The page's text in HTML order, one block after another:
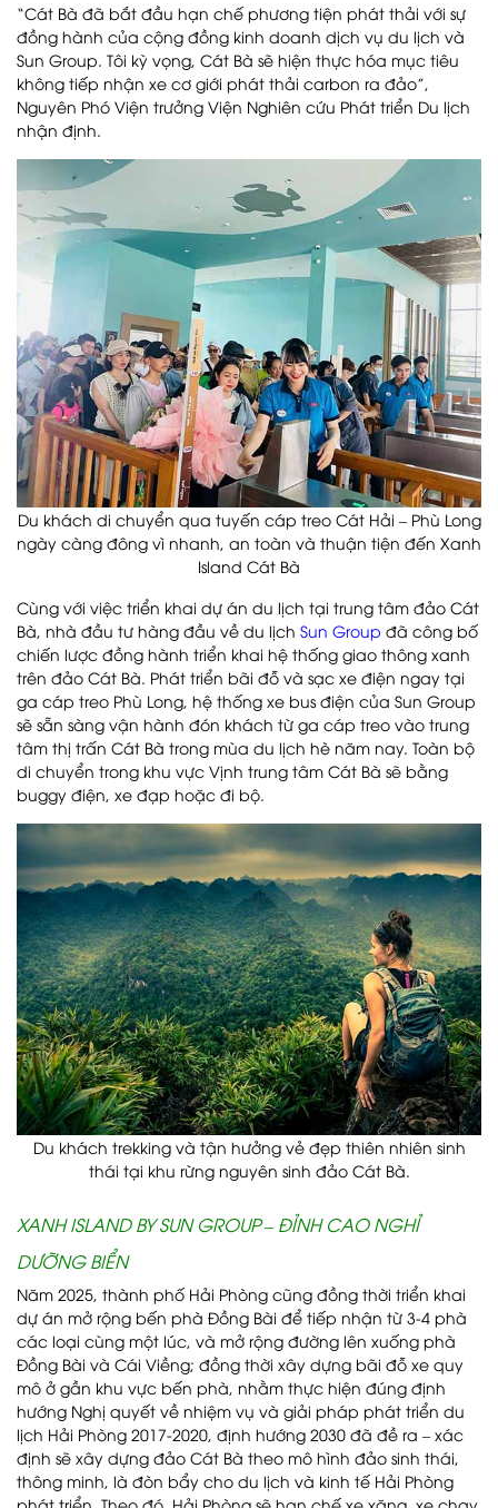
“Cát Bà đã bắt đầu hạn chế phương tiện phát thải với sự
đồng hành của cộng đồng kinh doanh dịch vụ du lịch và
Sun Group. Tôi kỳ vọng, Cát Bà sẽ hiện thực hóa mục tiêu
không tiếp nhận xe cơ giới phát thải carbon ra đảo”,
Nguyên Phó Viện trưởng Viện Nghiên cứu Phát triển Du lịch
nhận định.
Du khách di chuyển qua tuyến cáp treo Cát Hải – Phù Long
ngày càng đông vì nhanh, an toàn và thuận tiện đến Xanh
Island Cát Bà
Cùng với việc triển khai dự án du lịch tại trung tâm đảo Cát
Bà, nhà đầu tư hàng đầu về du lịch Sun Group đã công bố
chiến lược đồng hành triển khai hệ thống giao thông xanh
trên đảo Cát Bà. Phát triển bãi đỗ và sạc xe điện ngay tại
ga cáp treo Phù Long, hệ thống xe bus điện của Sun Group
sẽ sẵn sàng vận hành đón khách từ ga cáp treo vào trung
tâm thị trấn Cát Bà trong mùa du lịch hè năm nay. Toàn bộ
di chuyển trong khu vực Vịnh trung tâm Cát Bà sẽ bằng
buggy điện, xe đạp hoặc đi bộ.
Du khách trekking và tận hưởng vẻ đẹp thiên nhiên sinh
thái tại khu rừng nguyên sinh đảo Cát Bà.
XANH ISLAND BY SUN GROUP – ĐỈNH CAO NGHỈ
DƯỠNG BIỂN
Năm 2025, thành phố Hải Phòng cũng đồng thời triển khai
dự án mở rộng bến phà Đồng Bài để tiếp nhận từ 3-4 phà
các loại cùng một lúc, và mở rộng đường lên xuống phà
Đồng Bài và Cái Viềng; đồng thời xây dựng bãi đỗ xe quy
mô ở gần khu vực bến phà, nhằm thực hiện đúng định
hướng Nghị quyết về nhiệm vụ và giải pháp phát triển du
lịch Hải Phòng 2017-2020, định hướng 2030 đã đề ra – xác
định sẽ xây dựng đảo Cát Bà theo mô hình đảo sinh thái,
thông minh, là đòn bẩy cho du lịch và kinh tế Hải Phòng
phát triển. Theo đó, Hải Phòng sẽ hạn chế xe xăng, xe chạy